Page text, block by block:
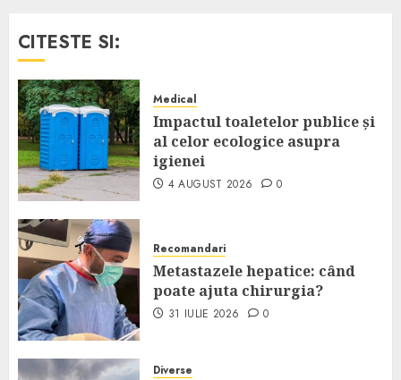
CITESTE SI:
Medical
Impactul toaletelor publice și
al celor ecologice asupra
igienei
4 AUGUST 2026 0
Recomandari
Metastazele hepatice: când
poate ajuta chirurgia?
31 IULIE 2026 0
Diverse